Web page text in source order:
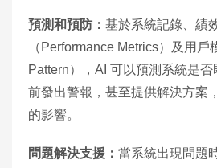
預測和預防： 基於系統記錄、績
（Performance Metrics）及用戶
Pattern），AI 可以預測系統是
前發出警報，甚至提供解決方案
的影響。
問題解決支援： 當系統出現問題